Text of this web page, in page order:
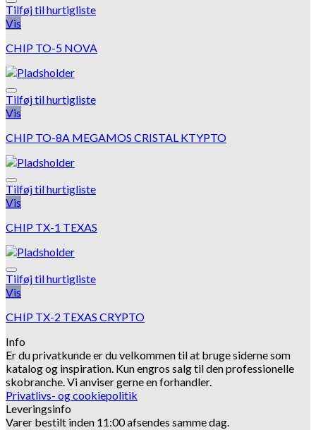
Tilføj til hurtigliste
Vis
CHIP TO-5 NOVA
Tilføj til hurtigliste
Vis
CHIP TO-8A MEGAMOS CRISTAL KTYPTO
Tilføj til hurtigliste
Vis
CHIP TX-1 TEXAS
Tilføj til hurtigliste
Vis
CHIP TX-2 TEXAS CRYPTO
Info
Er du privatkunde er du velkommen til at bruge siderne som
katalog og inspiration. Kun engros salg til den professionelle
skobranche.Vi anviser gerne en forhandler.
Privatlivs- og cookiepolitik
Leveringsinfo
Varer bestilt inden 11:00 afsendes samme dag.